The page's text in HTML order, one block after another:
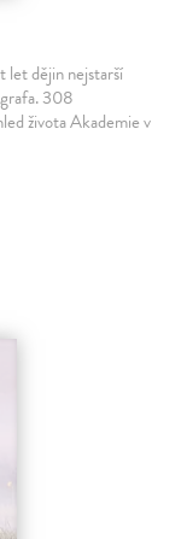
let dějin nejstarší
308
života Akademie v